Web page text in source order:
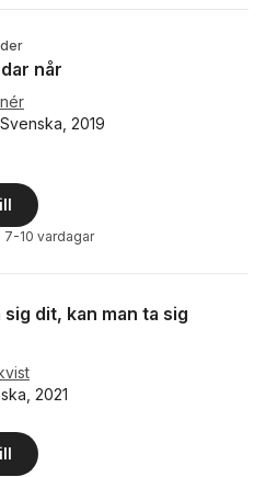
når
2019
Totalt antal röster:
7-10 vardagar
sig dit, kan man ta sig
2021